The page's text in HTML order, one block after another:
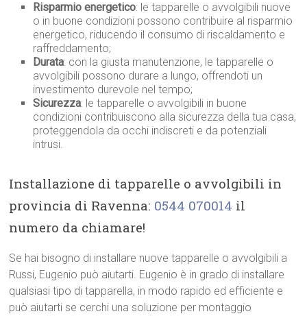
Risparmio energetico: le tapparelle o avvolgibili nuove
o in buone condizioni possono contribuire al risparmio
energetico, riducendo il consumo di riscaldamento e
raffreddamento;
Durata: con la giusta manutenzione, le tapparelle o
avvolgibili possono durare a lungo, offrendoti un
investimento durevole nel tempo;
Sicurezza: le tapparelle o avvolgibili in buone
condizioni contribuiscono alla sicurezza della tua casa,
proteggendola da occhi indiscreti e da potenziali
intrusi.
Installazione di tapparelle o avvolgibili in
provincia di Ravenna: 0544 070014 il
numero da chiamare!
Se hai bisogno di installare nuove tapparelle o avvolgibili a
Russi, Eugenio può aiutarti. Eugenio è in grado di installare
qualsiasi tipo di tapparella, in modo rapido ed efficiente e
può aiutarti se cerchi una soluzione per montaggio